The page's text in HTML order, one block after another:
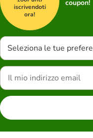
iscrivendoti
ora!
coupon!
Seleziona le tue